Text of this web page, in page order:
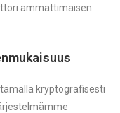
ammattimaisen
kryptografisesti